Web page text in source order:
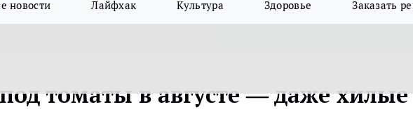
новости Лайфхак Культура Здоровье Заказать
томаты в августе — даже хилые